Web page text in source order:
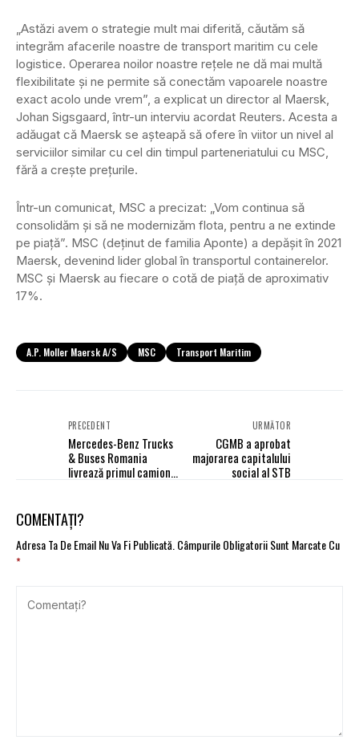
„Astăzi avem o strategie mult mai diferită, căutăm să
integrăm afacerile noastre de transport maritim cu cele
logistice. Operarea noilor noastre reţele ne dă mai multă
flexibilitate şi ne permite să conectăm vapoarele noastre
exact acolo unde vrem”, a explicat un director al Maersk,
Johan Sigsgaard, într-un interviu acordat Reuters. Acesta a
adăugat că Maersk se aşteapă să ofere în viitor un nivel al
serviciilor similar cu cel din timpul parteneriatului cu MSC,
fără a creşte preţurile.
Într-un comunicat, MSC a precizat: „Vom continua să
consolidăm şi să ne modernizăm flota, pentru a ne extinde
pe piaţă”. MSC (deţinut de familia Aponte) a depăşit în 2021
Maersk, devenind lider global în transportul containerelor.
MSC şi Maersk au fiecare o cotă de piaţă de aproximativ
17%.
A.P. Moller Maersk A/S MSC Transport Maritim
PRECEDENT
Mercedes-Benz Trucks
& Buses Romania
livrează primul camion
URMĂTOR
CGMB a aprobat
majorarea capitalului
social al STB
COMENTAȚI?
Adresa Ta De Email Nu Va Fi Publicată. Câmpurile Obligatorii Sunt Marcate Cu
*